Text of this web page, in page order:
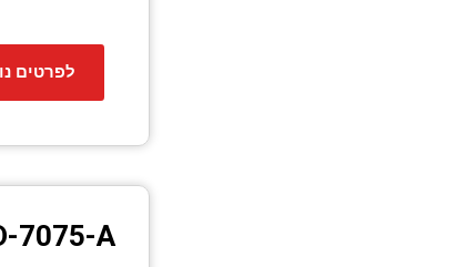
לפרטים
7075-A